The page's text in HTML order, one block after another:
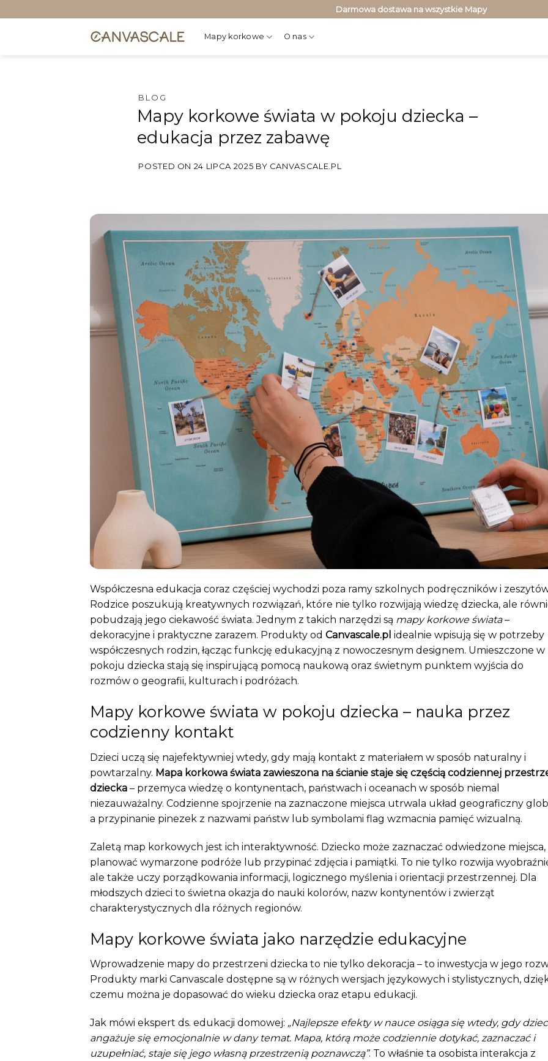
do
Darmowa dostawa na wszystkie Mapy
Mapy korkowe O nas
BLOG
Mapy korkowe świata w pokoju dziecka –
edukacja przez zabawę
POSTED ON 24 LIPCA 2025 BY CANVASCALE.PL
Współczesna edukacja coraz częściej wychodzi poza ramy szkolnych podręczników i
Rodzice poszukują kreatywnych rozwiązań, które nie tylko rozwijają wiedzę dziecka, ale
pobudzają jego ciekawość świata. Jednym z takich narzędzi są mapy korkowe świata–
dekoracyjne i praktyczne zarazem. Produkty od Canvascale.pl idealnie wpisują się w potrzeby
współczesnych rodzin, łącząc funkcję edukacyjną z nowoczesnym designem. Umieszczone w
pokoju dziecka stają się inspirującą pomocą naukową oraz świetnym punktem wyjścia do
rozmów o geografii, kulturach i podróżach.
Mapy korkowe świata w pokoju dziecka – nauka przez
codzienny kontakt
Dzieci uczą się najefektywniej wtedy, gdy mają kontakt z materiałem w sposób naturalny i
powtarzalny. Mapa korkowa świata zawieszona na ścianie staje się częścią codziennej
dziecka – przemyca wiedzę o kontynentach, państwach i oceanach w sposób niemal
niezauważalny. Codzienne spojrzenie na zaznaczone miejsca utrwala układ geograficzny
a przypinanie pinezek z nazwami państw lub symbolami flag wzmacnia pamięć wizualną.
Zaletą map korkowych jest ich interaktywność. Dziecko może zaznaczać odwiedzone miejsca,
planować wymarzone podróże lub przypinać zdjęcia i pamiątki. To nie tylko rozwija
ale także uczy porządkowania informacji, logicznego myślenia i orientacji przestrzennej. Dla
młodszych dzieci to świetna okazja do nauki kolorów, nazw kontynentów i zwierząt
charakterystycznych dla różnych regionów.
Mapy korkowe świata jako narzędzie edukacyjne
Wprowadzenie mapy do przestrzeni dziecka to nie tylko dekoracja – to inwestycja w jego
Produkty marki Canvascale dostępne są w różnych wersjach językowych i stylistycznych,
czemu można je dopasować do wieku dziecka oraz etapu edukacji.
Jak mówi ekspert ds. edukacji domowej: „Najlepsze efekty w nauce osiąga się wtedy, gdy
angażuje się emocjonalnie w dany temat. Mapa, którą może codziennie dotykać, zaznaczać i
uzupełniać, staje się jego własną przestrzenią poznawczą”. To właśnie ta osobista interakcja z